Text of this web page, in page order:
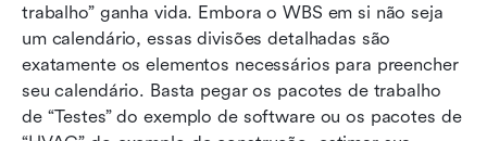
trabalho” ganha vida. Embora o WBS em si não seja
um calendário, essas divisões detalhadas são
exatamente os elementos necessários para preencher
seu calendário. Basta pegar os pacotes de trabalho
de “Testes” do exemplo de software ou os pacotes de